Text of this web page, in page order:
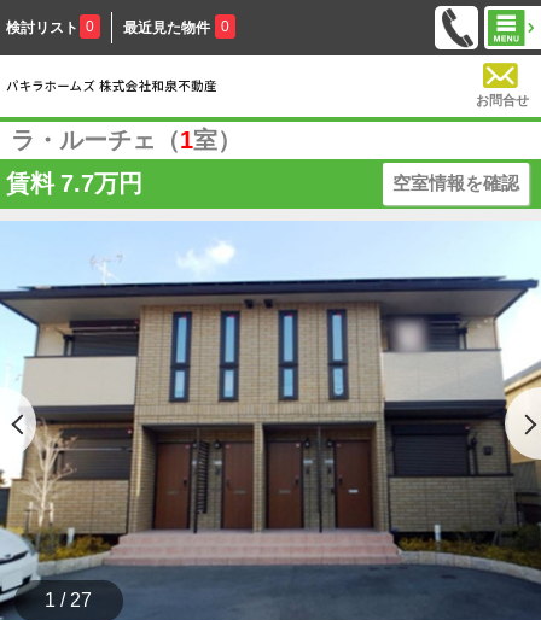
検討リスト 0 最近見た物件 0
お問合せ
ラ・ルーチェ（1室）
賃料 7.7万円 空室情報を確認
1 / 27